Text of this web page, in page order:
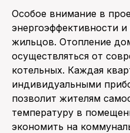
Особое внимание в
энергоэффективности
жильцов. Отопление
осуществляться от
котельных. Каждая
индивидуальными
позволит жителям
температуру в
экономить на